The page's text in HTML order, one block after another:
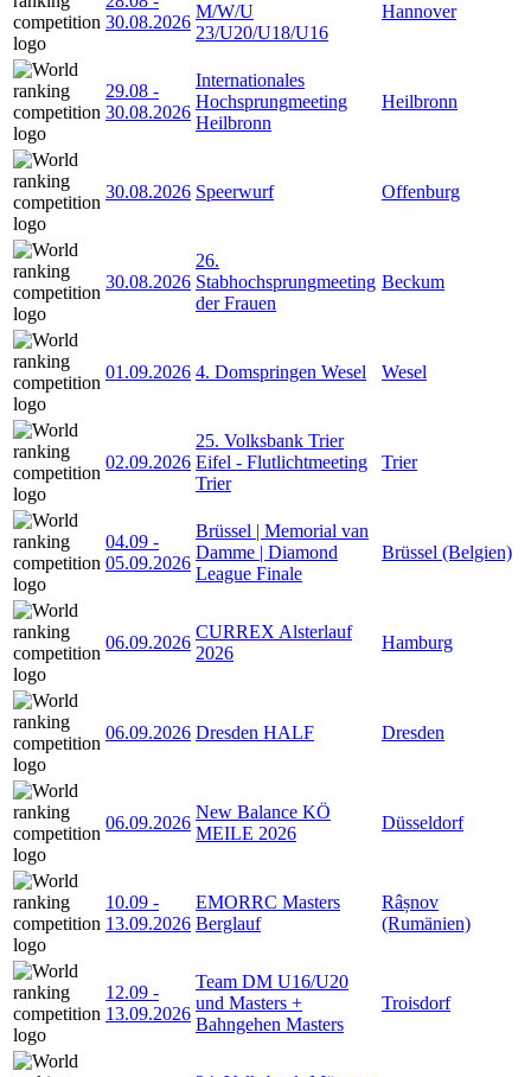
30.08.2026
M/W/U
23/U20/U18/U16
Hannover
29.08 -
30.08.2026
Internationales
Hochsprungmeeting
Heilbronn
Heilbronn
30.08.2026 Speerwurf Offenburg
30.08.2026
26.
Stabhochsprungmeeting
der Frauen
Beckum
01.09.2026 4. Domspringen Wesel Wesel
02.09.2026
25. Volksbank Trier
Eifel - Flutlichtmeeting
Trier
Trier
04.09 -
05.09.2026
Brüssel | Memorial van
Damme | Diamond
League Finale
Brüssel (Belgien)
06.09.2026
CURREX Alsterlauf
2026
Hamburg
06.09.2026 Dresden HALF Dresden
06.09.2026
New Balance KÖ
MEILE 2026
Düsseldorf
10.09 -
13.09.2026
EMORRC Masters
Berglauf
Râșnov
(Rumänien)
12.09 -
13.09.2026
Team DM U16/U20
und Masters +
Bahngehen Masters
Troisdorf